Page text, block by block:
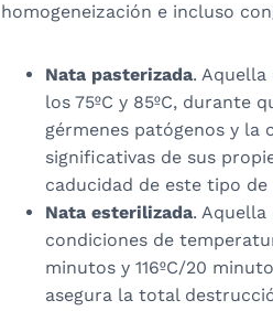
homogeneización e incluso
Nata pasterizada.
los 75ºC y 85ºC, durante
gérmenes patógenos y
significativas de sus
caducidad de este tipo
Nata esterilizada.
condiciones de
minutos y 116ºC/20
asegura la total